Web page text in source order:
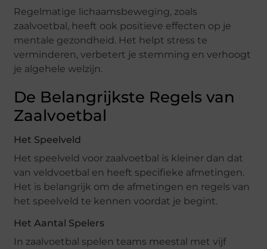
Regelmatige lichaamsbeweging, zoals
zaalvoetbal, heeft ook positieve effecten op je
mentale gezondheid. Het helpt stress te
verminderen, verbetert je stemming en verhoogt
je algehele welzijn.
De Belangrijkste Regels van
Zaalvoetbal
Het Speelveld
Het speelveld voor zaalvoetbal is kleiner dan dat
van veldvoetbal en heeft specifieke afmetingen.
Het is belangrijk om de afmetingen en regels van
het speelveld te kennen voordat je begint.
Het Aantal Spelers
In zaalvoetbal spelen teams meestal met vijf